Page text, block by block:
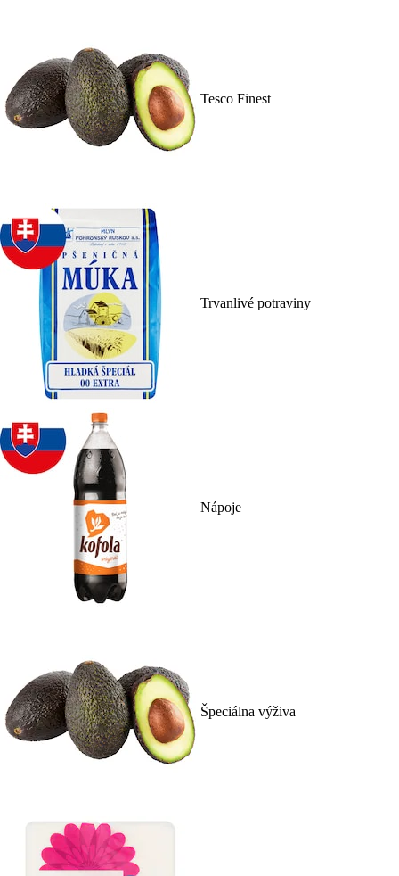
Tesco Finest
Trvanlivé potraviny
Nápoje
Špeciálna výživa